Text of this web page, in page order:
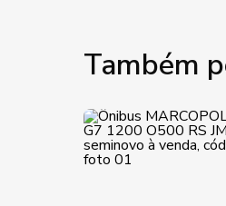
Também